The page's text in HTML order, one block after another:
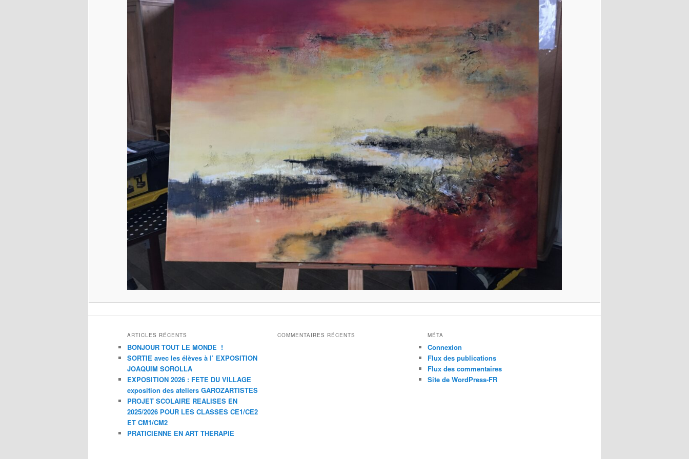
ARTICLES RÉCENTS
BONJOUR TOUT LE MONDE !
SORTIE avec les élèves à l’ EXPOSITION
JOAQUIM SOROLLA
EXPOSITION 2026 : FETE DU VILLAGE
exposition des ateliers GAROZARTISTES
PROJET SCOLAIRE REALISES EN
2025/2026 POUR LES CLASSES CE1/CE2
ET CM1/CM2
PRATICIENNE EN ART THERAPIE
COMMENTAIRES RÉCENTS MÉTA
Connexion
Flux des publications
Flux des commentaires
Site de WordPress-FR